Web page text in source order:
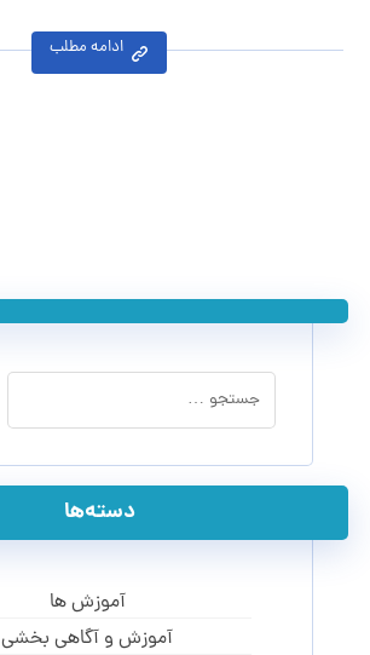
ادامه مطلب
دسته‌ها
آموزش ها
آموزش و آگاهی‌ بخشی